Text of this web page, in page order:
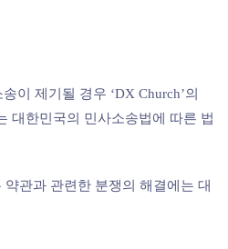
이 제기될 경우 ‘DX Church’의
대한민국의 민사소송법에 따른 법
관과 관련한 분쟁의 해결에는 대